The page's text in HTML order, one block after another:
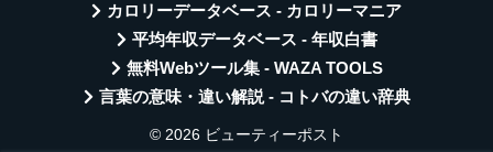
カロリーデータベース - カロリーマニア
平均年収データベース - 年収白書
無料Webツール集 - WAZA TOOLS
言葉の意味・違い解説 - コトバの違い辞典
© 2026 ビューティーポスト